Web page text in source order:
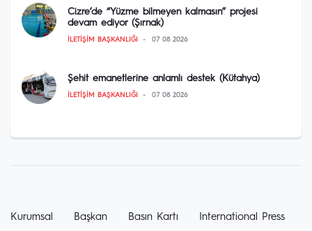
Cizre’de “Yüzme bilmeyen kalmasın” projesi
devam ediyor (Şırnak)
İLETIŞIM BAŞKANLIĞI 07 08 2026
Şehit emanetlerine anlamlı destek (Kütahya)
İLETIŞIM BAŞKANLIĞI 07 08 2026
Kurumsal Başkan Basın Kartı International Press